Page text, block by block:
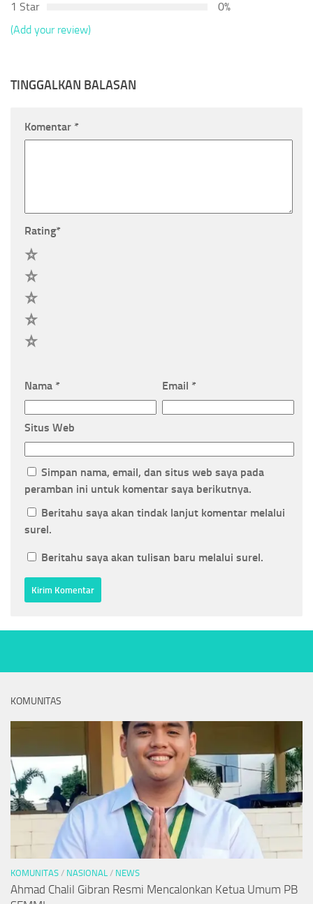
1 Star
0%
(Add your review)
TINGGALKAN BALASAN
Komentar *
Rating*
Nama * Email *
Situs Web
Simpan nama, email, dan situs web saya pada
peramban ini untuk komentar saya berikutnya.
Beritahu saya akan tindak lanjut komentar melalui
surel.
Beritahu saya akan tulisan baru melalui surel.
KOMUNITAS
KOMUNITAS / NASIONAL / NEWS
Ahmad Chalil Gibran Resmi Mencalonkan Ketua Umum PB